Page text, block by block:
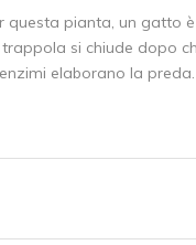
questa pianta, un gatto
si chiude dopo
elaborano la